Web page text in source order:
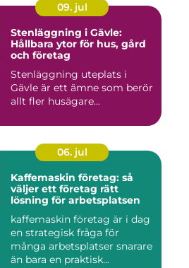
09. jul
Stenläggning i Gävle:
Hållbara ytor för hus, gård
och företag
Stenläggning uteplats i
Gävle är ett ämne som berör
allt fler husägare...
06. jul
Kaffemaskin företag: så
väljer ett företag rätt
lösning för arbetsplatsen
kaffemaskin företag är i dag
en strategisk fråga för
många arbetsplatser snarare
än bara en praktisk...